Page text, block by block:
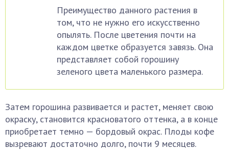
Преимущество данного растения в
том, что не нужно его искусственно
опылять. После цветения почти на
каждом цветке образуется завязь. Она
представляет собой горошину
зеленого цвета маленького размера.
Затем горошина развивается и растет, меняет свою
окраску, становится красноватого оттенка, а в конце
приобретает темно — бордовый окрас. Плоды кофе
вызревают достаточно долго, почти 9 месяцев.